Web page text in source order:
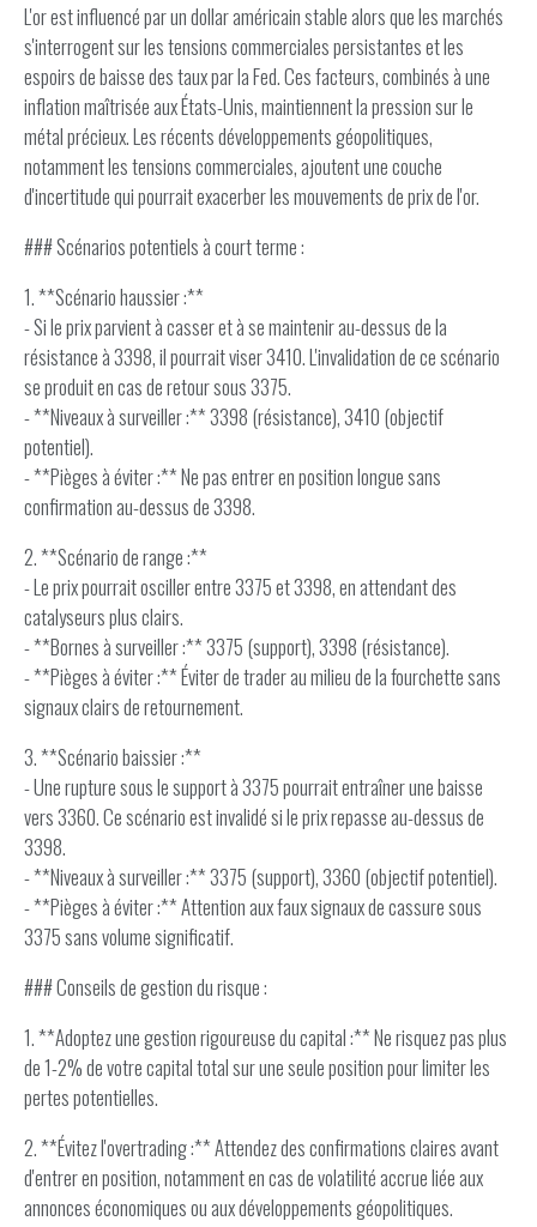
L'or est influencé par un dollar américain stable alors que les marchés
s'interrogent sur les tensions commerciales persistantes et les
espoirs de baisse des taux par la Fed. Ces facteurs, combinés à une
inflation maîtrisée aux États-Unis, maintiennent la pression sur le
métal précieux. Les récents développements géopolitiques,
notamment les tensions commerciales, ajoutent une couche
d'incertitude qui pourrait exacerber les mouvements de prix de l'or.
### Scénarios potentiels à court terme :
1. **Scénario haussier :**
- Si le prix parvient à casser et à se maintenir au-dessus de la
résistance à 3398, il pourrait viser 3410. L'invalidation de ce scénario
se produit en cas de retour sous 3375.
- **Niveaux à surveiller :** 3398 (résistance), 3410 (objectif
potentiel).
- **Pièges à éviter :** Ne pas entrer en position longue sans
confirmation au-dessus de 3398.
2. **Scénario de range :**
- Le prix pourrait osciller entre 3375 et 3398, en attendant des
catalyseurs plus clairs.
- **Bornes à surveiller :** 3375 (support), 3398 (résistance).
- **Pièges à éviter :** Éviter de trader au milieu de la fourchette sans
signaux clairs de retournement.
3. **Scénario baissier :**
- Une rupture sous le support à 3375 pourrait entraîner une baisse
vers 3360. Ce scénario est invalidé si le prix repasse au-dessus de
3398.
- **Niveaux à surveiller :** 3375 (support), 3360 (objectif potentiel).
- **Pièges à éviter :** Attention aux faux signaux de cassure sous
3375 sans volume significatif.
### Conseils de gestion du risque :
1. **Adoptez une gestion rigoureuse du capital :** Ne risquez pas plus
de 1-2% de votre capital total sur une seule position pour limiter les
pertes potentielles.
2. **Évitez l'overtrading :** Attendez des confirmations claires avant
d'entrer en position, notamment en cas de volatilité accrue liée aux
annonces économiques ou aux développements géopolitiques.